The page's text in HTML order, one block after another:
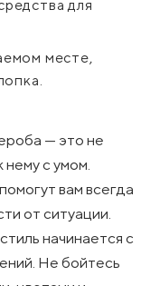
для
месте,
— это не
с умом.
вам всегда
от ситуации.
начинается с
Не бойтесь